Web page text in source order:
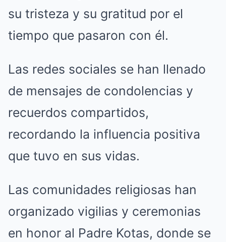
su tristeza y su gratitud por el
tiempo que pasaron con él.
Las redes sociales se han llenado
de mensajes de condolencias y
recuerdos compartidos,
recordando la influencia positiva
que tuvo en sus vidas.
Las comunidades religiosas han
organizado vigilias y ceremonias
en honor al Padre Kotas, donde se